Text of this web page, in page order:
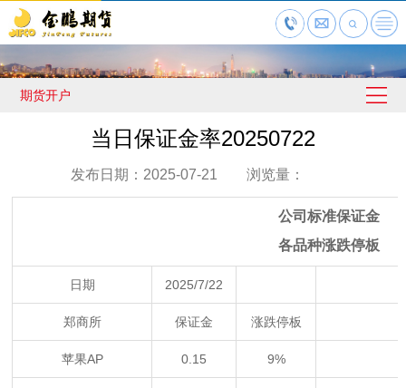
期货开户
当日保证金率20250722
发布日期：2025-07-21 浏览量：
公司标准保证金
各品种涨跌停板
日期 2025/7/22
郑商所 保证金 涨跌停板
苹果AP 0.15 9%